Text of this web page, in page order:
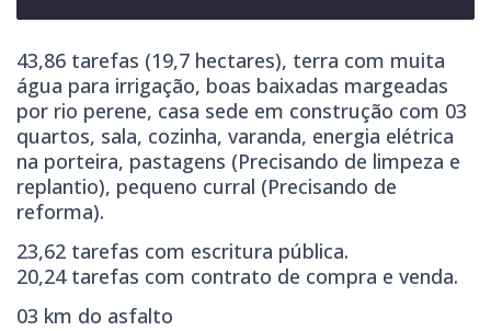
43,86 tarefas (19,7 hectares), terra com muita
água para irrigação, boas baixadas margeadas
por rio perene, casa sede em construção com 03
quartos, sala, cozinha, varanda, energia elétrica
na porteira, pastagens (Precisando de limpeza e
replantio), pequeno curral (Precisando de
reforma).
23,62 tarefas com escritura pública.
20,24 tarefas com contrato de compra e venda.
03 km do asfalto